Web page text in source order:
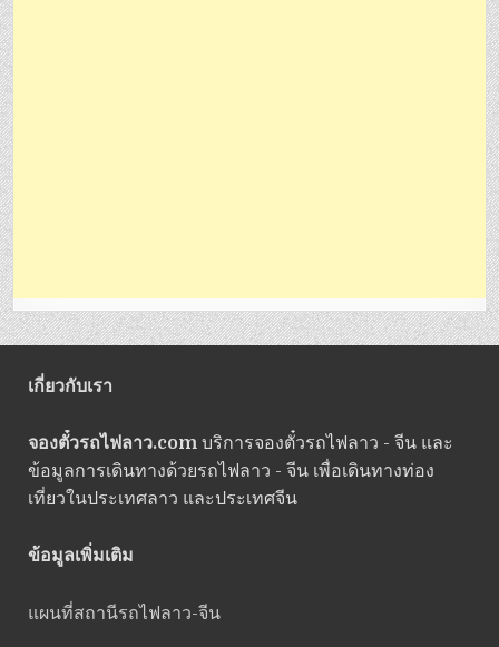
เกี่ยวกับเรา
จองตั๋วรถไฟลาว.com บริการจองตั๋วรถไฟลาว - จีน และ
ข้อมูลการเดินทางด้วยรถไฟลาว - จีน เพื่อเดินทางท่อง
เที่ยวในประเทศลาว และประเทศจีน
ข้อมูลเพิ่มเติม
แผนที่สถานีรถไฟลาว-จีน